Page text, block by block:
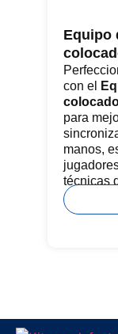
Equipo
con el
para
manos,
técnicas